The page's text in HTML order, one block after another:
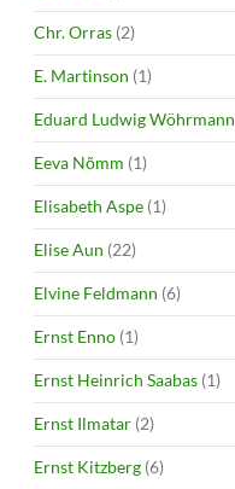
Chr. Orras (2)
E. Martinson (1)
Eduard Ludwig Wöhrmann
Eeva Nõmm (1)
Elisabeth Aspe (1)
Elise Aun (22)
Elvine Feldmann (6)
Ernst Enno (1)
Ernst Heinrich Saabas (1)
Ernst Ilmatar (2)
Ernst Kitzberg (6)